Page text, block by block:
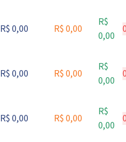
R$ 0,00 R$ 0,00
R$
0,00
R$ 0,00 R$ 0,00
R$
0,00
R$ 0,00 R$ 0,00
R$
0,00